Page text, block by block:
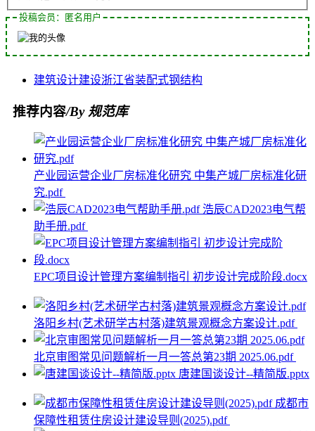
投稿会员：匿名用户
建筑设计建设浙江省装配式钢结构
推荐内容/By 规范库
产业园运营企业厂房标准化研究 中集产城厂房标准化研
究.pdf
浩辰CAD2023电气帮
助手册.pdf
EPC项目设计管理方案编制指引 初步设计完成阶段.docx
洛阳乡村(艺术研学古村落)建筑景观概念方案设计.pdf
北京审图常见问题解析一月一答总第23期 2025.06.pdf
唐建国谈设计--精简版.pptx
成都市
保障性租赁住房设计建设导则(2025).pdf